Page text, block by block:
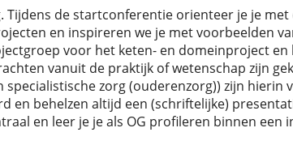
de startconferentie orienteer je je met
en inspireren we je met voorbeelden
voor het keten- en domeinproject en
vanuit de praktijk of wetenschap zijn
zorg (ouderenzorg)) zijn hierin
en behelzen altijd een (schriftelijke)
en leer je je als OG profileren binnen een